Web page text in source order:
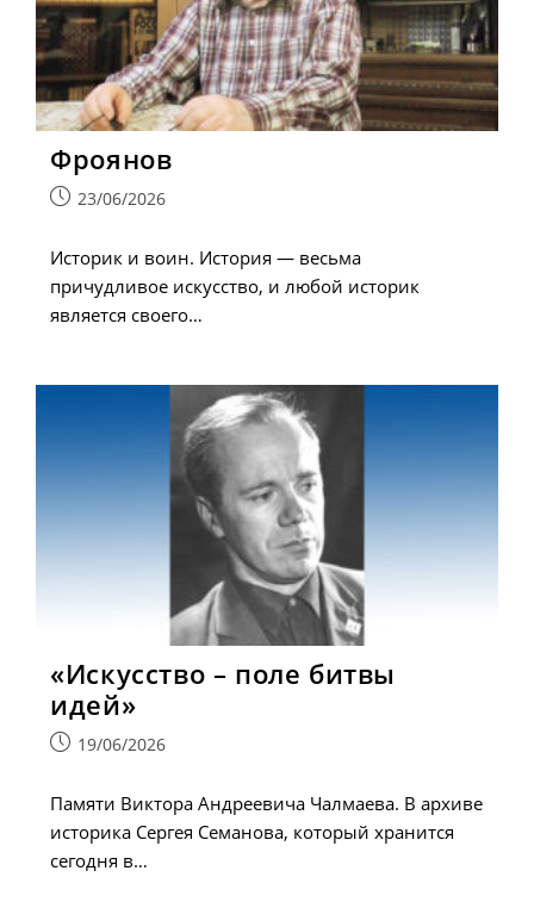
Фроянов
Запись23/06/2026
Историк и воин. История — весьма
причудливое искусство, и любой историк
является своего…
«Искусство – поле битвы
идей»
Запись19/06/2026
Памяти Виктора Андреевича Чалмаева. В архиве
историка Сергея Семанова, который хранится
сегодня в…